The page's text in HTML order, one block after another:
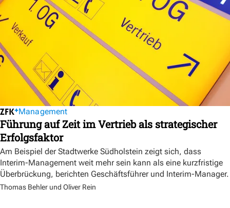
Management
Führung auf Zeit im Vertrieb als strategischer
Erfolgsfaktor
Am Beispiel der Stadtwerke Südholstein zeigt sich, dass
Interim-Management weit mehr sein kann als eine kurzfristige
Überbrückung, berichten Geschäftsführer und Interim-Manager.
Thomas Behler und Oliver Rein